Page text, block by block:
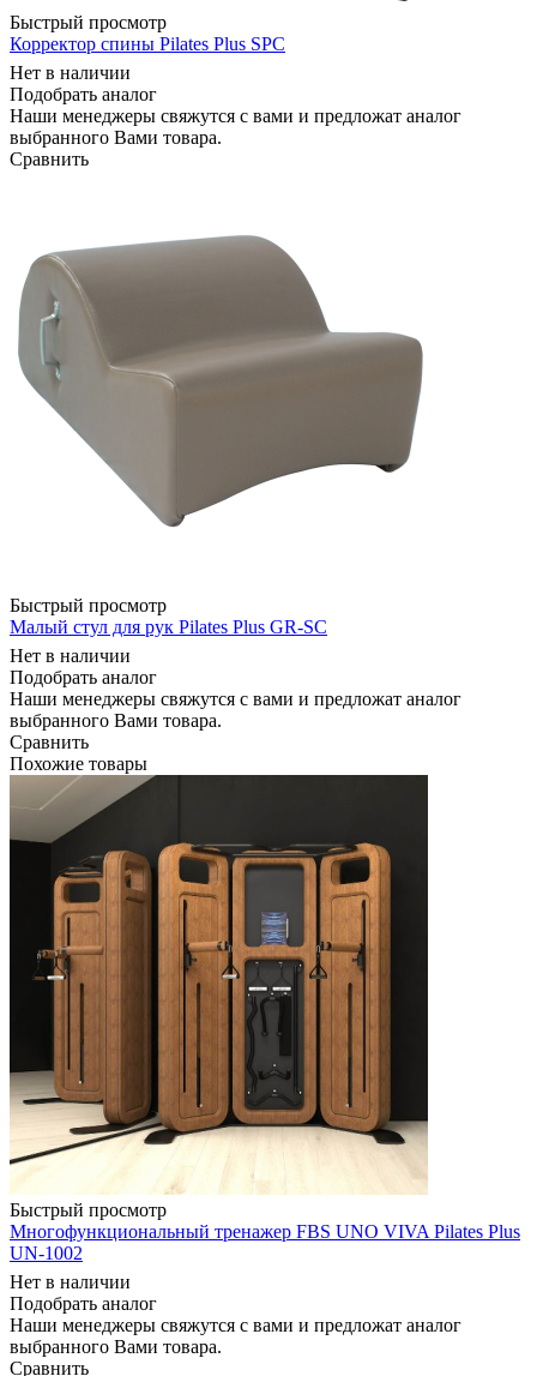
Быстрый просмотр
Корректор спины Pilates Plus SPC
Нет в наличии
Подобрать аналог
Наши менеджеры свяжутся с вами и предложат аналог
выбранного Вами товара.
Сравнить
Быстрый просмотр
Малый стул для рук Pilates Plus GR-SC
Нет в наличии
Подобрать аналог
Наши менеджеры свяжутся с вами и предложат аналог
выбранного Вами товара.
Сравнить
Похожие товары
Быстрый просмотр
Многофункциональный тренажер FBS UNO VIVA Pilates Plus
UN-1002
Нет в наличии
Подобрать аналог
Наши менеджеры свяжутся с вами и предложат аналог
выбранного Вами товара.
Сравнить